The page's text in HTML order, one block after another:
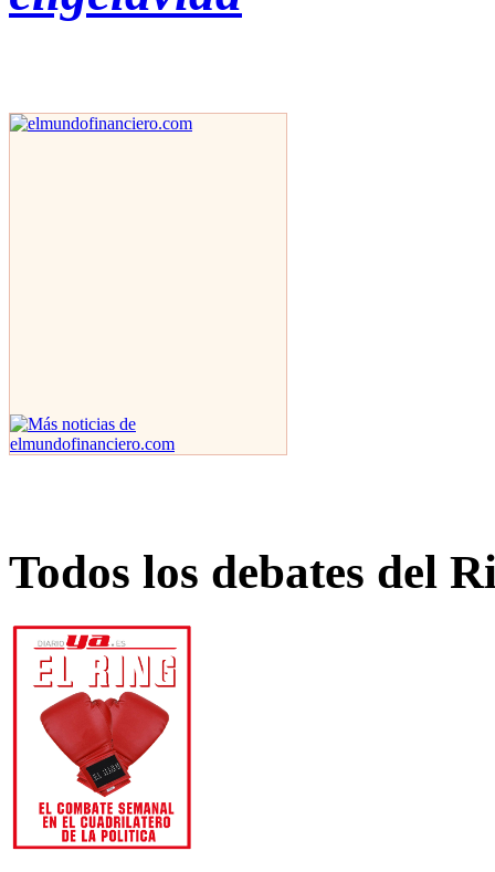
Todos los debates del